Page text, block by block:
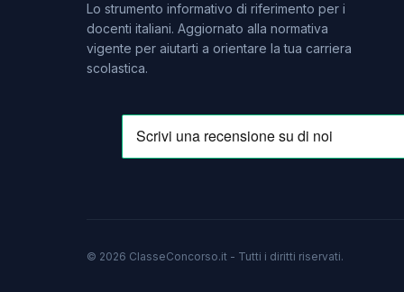
Lo strumento informativo di riferimento per i
docenti italiani. Aggiornato alla normativa
vigente per aiutarti a orientare la tua carriera
scolastica.
© 2026 ClasseConcorso.it - Tutti i diritti riservati.